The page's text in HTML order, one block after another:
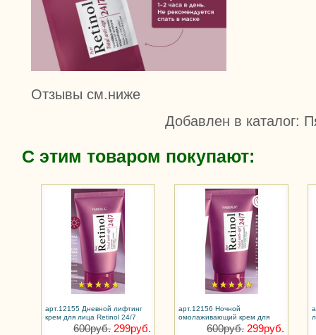
Отзывы см.ниже
Добавлен в каталог:
С этим товаром покупают:
арт.12155 Дневной лифтинг
крем для лица Retinol 24/7
600руб. 299руб.
арт.12156 Ночной
омолаживающий крем для
лица Retinol 24/7
600руб. 299руб.